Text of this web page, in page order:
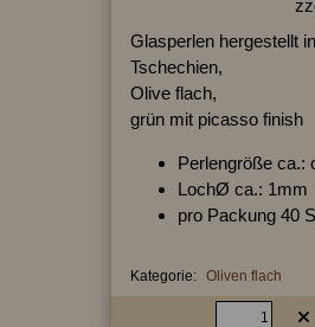
Glasperlen hergestellt
Tschechien,
Olive flach,
grün mit picasso finish
Perlengröße ca.:
LochØ ca.: 1mm
pro Packung 40
Kategorie: Oliven flach